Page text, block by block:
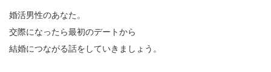
婚活男性のあなた。
交際になったら最初のデートから
結婚につながる話をしていきましょう。